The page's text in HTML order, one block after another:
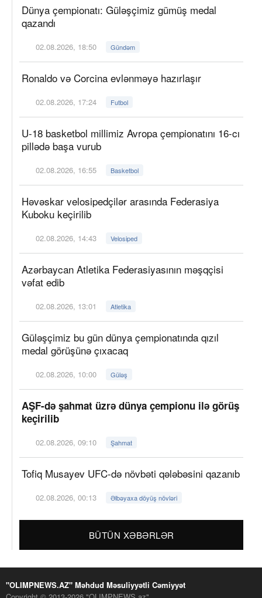
Dünya çempionatı: Güləşçimiz gümüş medal
qazandı
02.08.2026, 18:50 Gündəm
Ronaldo və Corcina evlənməyə hazırlaşır
02.08.2026, 17:24 Futbol
U-18 basketbol millimiz Avropa çempionatını 16-cı
pillədə başa vurub
02.08.2026, 16:55 Basketbol
Həvəskar velosipedçilər arasında Federasiya
Kuboku keçirilib
02.08.2026, 14:43 Velosiped
Azərbaycan Atletika Federasiyasının məşqçisi
vəfat edib
02.08.2026, 13:01 Atletika
Güləşçimiz bu gün dünya çempionatında qızıl
medal görüşünə çıxacaq
02.08.2026, 10:00 Güləş
AŞF-də şahmat üzrə dünya çempionu ilə görüş
keçirilib
02.08.2026, 09:10 Şahmat
Tofiq Musayev UFC-də növbəti qələbəsini qazanıb
02.08.2026, 00:13 Əlbəyaxa döyüş növləri
BÜTÜN XƏBƏRLƏR
"OLIMPNEWS.AZ" Məhdud Məsuliyyətli Cəmiyyət